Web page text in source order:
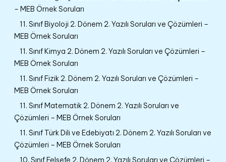
– MEB Örnek Soruları
11. Sınıf Biyoloji 2. Dönem 2. Yazılı Soruları ve Çözümleri –
MEB Örnek Soruları
11. Sınıf Kimya 2. Dönem 2. Yazılı Soruları ve Çözümleri –
MEB Örnek Soruları
11. Sınıf Fizik 2. Dönem 2. Yazılı Soruları ve Çözümleri –
MEB Örnek Soruları
11. Sınıf Matematik 2. Dönem 2. Yazılı Soruları ve
Çözümleri – MEB Örnek Soruları
11. Sınıf Türk Dili ve Edebiyatı 2. Dönem 2. Yazılı Soruları ve
Çözümleri – MEB Örnek Soruları
10. Sınıf Felsefe 2. Dönem 2. Yazılı Soruları ve Çözümleri –